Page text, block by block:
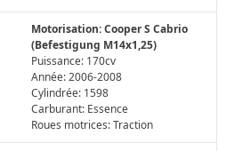
Motorisation: Cooper S Cabrio
(Befestigung M14x1,25)
Puissance: 170cv
Année: 2006-2008
Cylindrée: 1598
Carburant: Essence
Roues motrices: Traction